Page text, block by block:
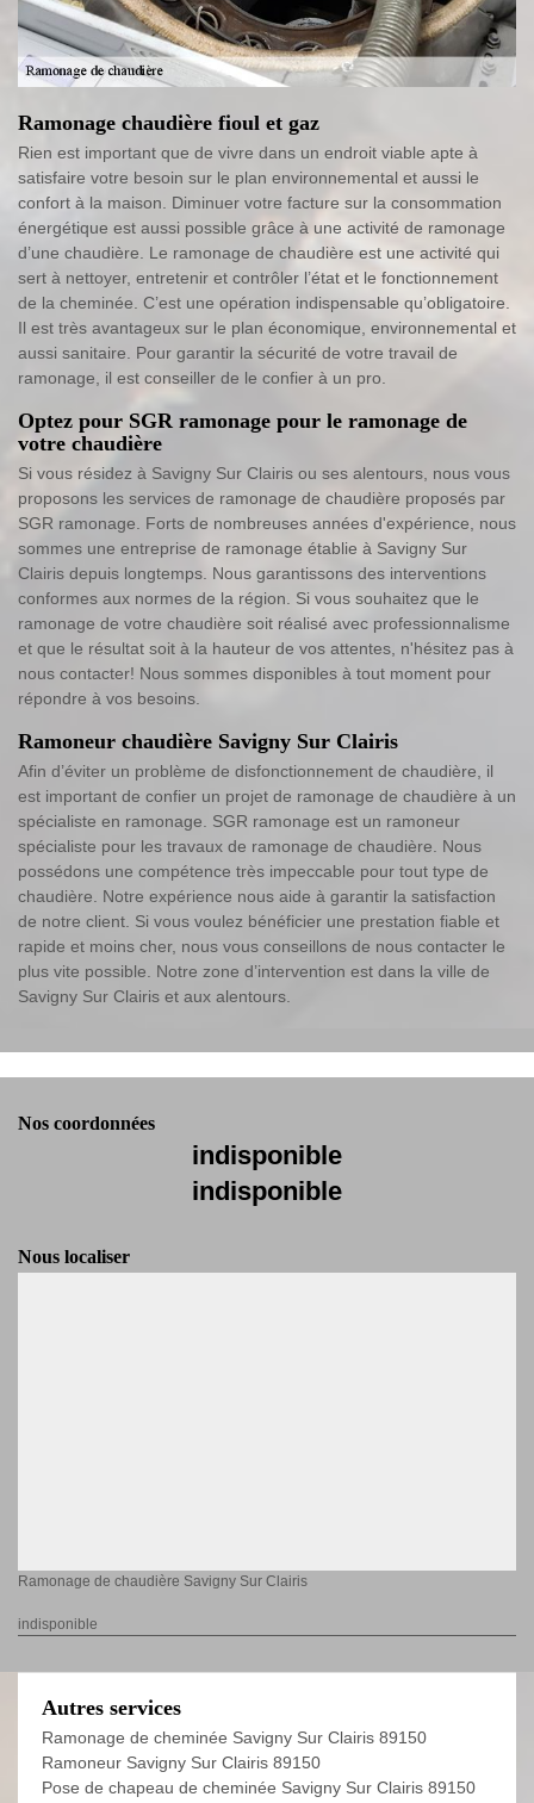
Ramonage chaudière fioul et gaz
Rien est important que de vivre dans un endroit viable apte à
satisfaire votre besoin sur le plan environnemental et aussi le
confort à la maison. Diminuer votre facture sur la consommation
énergétique est aussi possible grâce à une activité de ramonage
d’une chaudière. Le ramonage de chaudière est une activité qui
sert à nettoyer, entretenir et contrôler l’état et le fonctionnement
de la cheminée. C’est une opération indispensable qu’obligatoire.
Il est très avantageux sur le plan économique, environnemental et
aussi sanitaire. Pour garantir la sécurité de votre travail de
ramonage, il est conseiller de le confier à un pro.
Optez pour SGR ramonage pour le ramonage de
votre chaudière
Si vous résidez à Savigny Sur Clairis ou ses alentours, nous vous
proposons les services de ramonage de chaudière proposés par
SGR ramonage. Forts de nombreuses années d'expérience, nous
sommes une entreprise de ramonage établie à Savigny Sur
Clairis depuis longtemps. Nous garantissons des interventions
conformes aux normes de la région. Si vous souhaitez que le
ramonage de votre chaudière soit réalisé avec professionnalisme
et que le résultat soit à la hauteur de vos attentes, n'hésitez pas à
nous contacter! Nous sommes disponibles à tout moment pour
répondre à vos besoins.
Ramoneur chaudière Savigny Sur Clairis
Afin d’éviter un problème de disfonctionnement de chaudière, il
est important de confier un projet de ramonage de chaudière à un
spécialiste en ramonage. SGR ramonage est un ramoneur
spécialiste pour les travaux de ramonage de chaudière. Nous
possédons une compétence très impeccable pour tout type de
chaudière. Notre expérience nous aide à garantir la satisfaction
de notre client. Si vous voulez bénéficier une prestation fiable et
rapide et moins cher, nous vous conseillons de nous contacter le
plus vite possible. Notre zone d’intervention est dans la ville de
Savigny Sur Clairis et aux alentours.
Nos coordonnées
indisponible
indisponible
Nous localiser
Ramonage de chaudière Savigny Sur Clairis
indisponible
Autres services
Ramonage de cheminée Savigny Sur Clairis 89150
Ramoneur Savigny Sur Clairis 89150
Pose de chapeau de cheminée Savigny Sur Clairis 89150